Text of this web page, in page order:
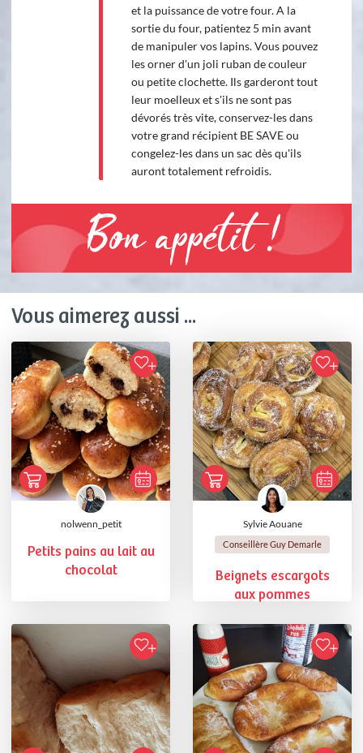
et la puissance de votre four. A la
sortie du four, patientez 5 min avant
de manipuler vos lapins. Vous pouvez
les orner d'un joli ruban de couleur
ou petite clochette. Ils garderont tout
leur moelleux et s'ils ne sont pas
dévorés très vite, conservez-les dans
votre grand récipient BE SAVE ou
congelez-les dans un sac dès qu'ils
auront totalement refroidis.
Bon appétit !
Vous aimerez aussi ...
nolwenn_petit
Petits pains au lait au
chocolat
Sylvie Aouane
Conseillère Guy Demarle
Beignets escargots
aux pommes